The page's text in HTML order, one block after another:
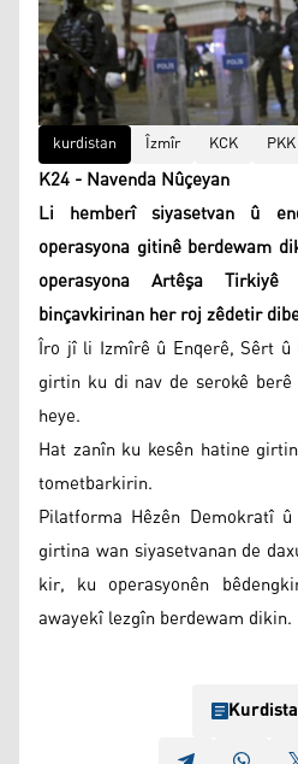
kurdistan Îzmîr KCK PKK
K24 - Navenda Nûçeyan
Li hemberî siyasetvan û
operasyona gitinê berdewam
operasyona Artêşa
binçavkirinan her roj zêdetir
Îro jî li Izmîrê û Enqerê, Sêrt
girtin ku di nav de serokê
heye.
Hat zanîn ku kesên hatine
tometbarkirin.
Pilatforma Hêzên Demokratî
girtina wan siyasetvanan de
kir, ku operasyonên
awayekî lezgîn berdewam dikin.